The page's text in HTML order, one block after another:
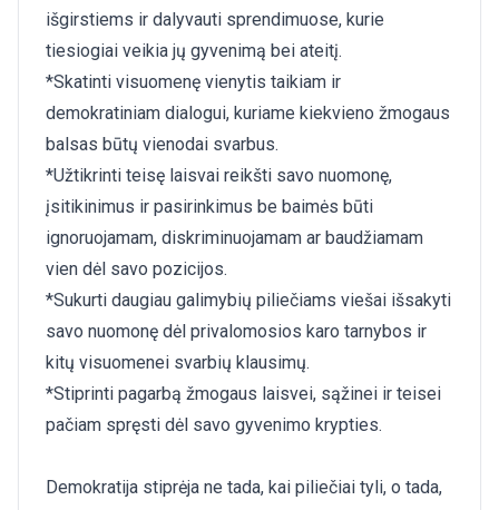
išgirstiems ir dalyvauti sprendimuose, kurie
tiesiogiai veikia jų gyvenimą bei ateitį.
*Skatinti visuomenę vienytis taikiam ir
demokratiniam dialogui, kuriame kiekvieno žmogaus
balsas būtų vienodai svarbus.
*Užtikrinti teisę laisvai reikšti savo nuomonę,
įsitikinimus ir pasirinkimus be baimės būti
ignoruojamam, diskriminuojamam ar baudžiamam
vien dėl savo pozicijos.
*Sukurti daugiau galimybių piliečiams viešai išsakyti
savo nuomonę dėl privalomosios karo tarnybos ir
kitų visuomenei svarbių klausimų.
*Stiprinti pagarbą žmogaus laisvei, sąžinei ir teisei
pačiam spręsti dėl savo gyvenimo krypties.
Demokratija stiprėja ne tada, kai piliečiai tyli, o tada,